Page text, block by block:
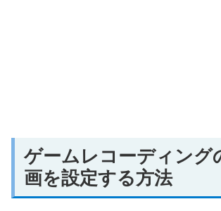
ゲームレコーディング
画を設定する方法